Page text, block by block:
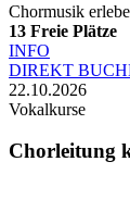
Chormusik
13 Freie Plätze
INFO
DIREKT
22.10.2026
Vokalkurse
Chorleitung